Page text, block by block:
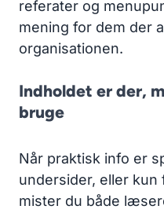
referater og
mening for dem der
organisationen.
Indholdet er der,
bruge
Når praktisk info er
undersider, eller
mister du både